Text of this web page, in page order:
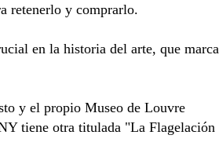
retenerlo y comprarlo.
en la historia del arte, que marca
y el propio Museo de Louvre
tiene otra titulada "La Flagelación